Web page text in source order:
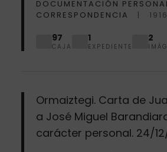
DOCUMENTACIÓN
CORRESPONDENCIA
1916
97
CAJA
1
EXPEDIENTE
2
Ormaiztegi. Carta de
a José Miguel
carácter personal. 24/